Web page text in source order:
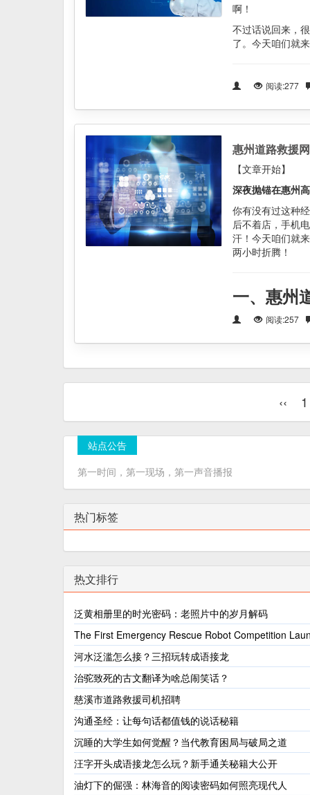
啊！
不过话说回来，
了。今天咱们就
阅读:277
惠州道路救援
【文章开始】
深夜抛锚在惠州
你有没有过这种
后不着店，手机
汗！今天咱们就
两小时折腾！
一、惠州
阅读:257
‹‹ 1
站点公告
第一时间，第一现场，第一声音播报
热门标签
热文排行
泛黄相册里的时光密码：老照片中的岁月解码
The First Emergency Rescue Robot Competition
河水泛滥怎么接？三招玩转成语接龙
治驼致死的古文翻译为啥总闹笑话？
慈溪市道路救援司机招聘
沟通圣经：让每句话都值钱的说话秘籍
沉睡的大学生如何觉醒？当代教育困局与破局之道
汪字开头成语接龙怎么玩？新手通关秘籍大公开
油灯下的倔强：林海音的阅读密码如何照亮现代人